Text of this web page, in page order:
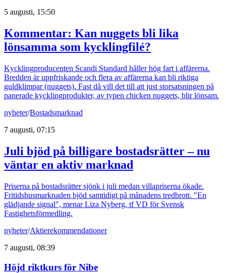
5 augusti, 15:50
Kommentar: Kan nuggets bli lika
lönsamma som kycklingfilé?
Kycklingproducenten Scandi Standard håller hög fart i affärerna.
Bredden är uppfriskande och flera av affärerna kan bli riktiga
guldklimpar (nuggets). Fast då vill det till att just storsatsningen på
panerade kycklingprodukter, av typen chicken nuggets, blir lönsam.
nyheter/Bostadsmarknad
7 augusti, 07:15
Juli bjöd på billigare bostadsrätter – nu
väntar en aktiv marknad
Priserna på bostadsrätter sjönk i juli medan villapriserna ökade.
Fritidshusmarknaden bjöd samtidigt på månadens tredbrott. "En
glädjande signal", menar Liza Nyberg, tf VD för Svensk
Fastighetsförmedling.
nyheter/Aktierekommendationer
7 augusti, 08:39
Höjd riktkurs för Nibe